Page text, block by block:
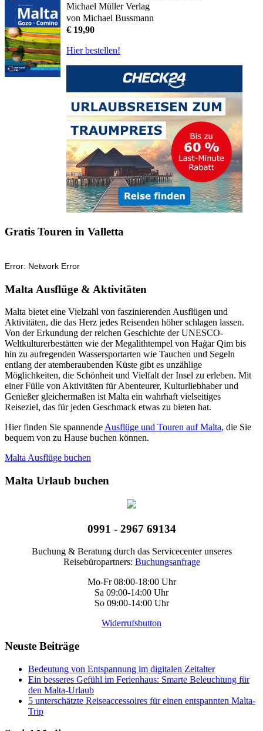
Michael Müller Verlag
von Michael Bussmann
€ 19,90
Hier bestellen!
Gratis Touren in Valletta
Malta Ausflüge & Aktivitäten
Malta bietet eine Vielzahl von faszinierenden Ausflügen und
Aktivitäten, die das Herz jedes Reisenden höher schlagen lassen.
Von der Erkundung der reichen Geschichte der UNESCO-
Weltkulturerbestätten wie der Megalithtempel von Ħaġar Qim bis
hin zu aufregenden Wassersportarten wie Tauchen und Segeln
entlang der atemberaubenden Küste gibt es unzählige
Möglichkeiten, die Schönheit und Vielfalt der Insel zu erleben. Mit
einer Fülle von Aktivitäten für Abenteurer, Kulturliebhaber und
Genießer gleichermaßen ist Malta ein wahrhaft vielseitiges
Reiseziel, das für jeden Geschmack etwas zu bieten hat.
Hier finden Sie spannendeAusflüge und Touren auf Malta, die Sie
bequem von zu Hause buchen können.
Malta Ausflüge buchen
Malta Urlaub buchen
0991 - 2967 69134
Buchung & Beratung durch das Servicecenter unseres
Reisebüropartners: Buchungsanfrage
Mo-Fr 08:00-18:00 Uhr
Sa 09:00-14:00 Uhr
So 09:00-14:00 Uhr
Widerrufsbutton
Neuste Beiträge
Bedeutung von Entspannung im digitalen Zeitalter
Ein besseres Gefühl im Ferienhaus: Smarte Beleuchtung für
den Malta-Urlaub
5 unterschätzte Reiseaccessoires für einen entspannten Malta-
Trip